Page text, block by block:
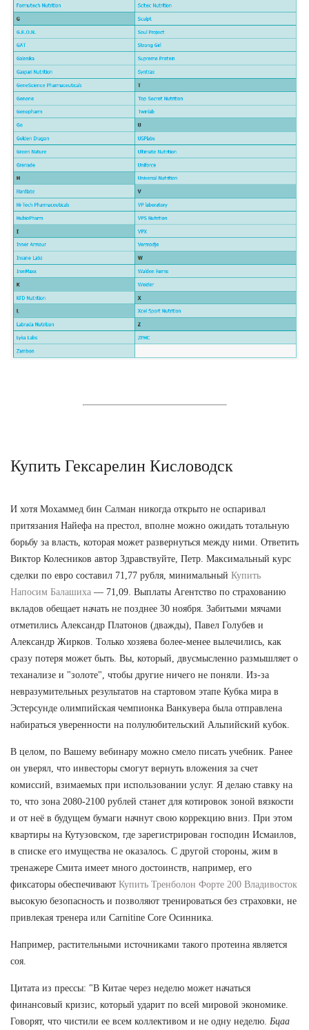
Купить Гексарелин Кисловодск
И хотя Мохаммед бин Салман никогда открыто не оспаривал
притязания Найефа на престол, вполне можно ожидать тотальную
борьбу за власть, которая может развернуться между ними. Ответить
Виктор Колесников автор Здравствуйте, Петр. Максимальный курс
сделки по евро составил 71,77 рубля, минимальный Купить
Напосим Балашиха — 71,09. Выплаты Агентство по страхованию
вкладов обещает начать не позднее 30 ноября. Забитыми мячами
отметились Александр Платонов (дважды), Павел Голубев и
Александр Жирков. Только хозяева более-менее вылечились, как
сразу потеря может быть. Вы, который, двусмысленно размышляет о
теханализе и "золоте", чтобы другие ничего не поняли. Из-за
невразумительных результатов на стартовом этапе Кубка мира в
Эстерсунде олимпийская чемпионка Ванкувера была отправлена
набираться уверенности на полулюбительский Альпийский кубок.
В целом, по Вашему вебинару можно смело писать учебник. Ранее
он уверял, что инвесторы смогут вернуть вложения за счет
комиссий, взимаемых при использовании услуг. Я делаю ставку на
то, что зона 2080-2100 рублей станет для котировок зоной вязкости
и от неё в будущем бумаги начнут свою коррекцию вниз. При этом
квартиры на Кутузовском, где зарегистрирован господин Исмаилов,
в списке его имущества не оказалось. С другой стороны, жим в
тренажере Смита имеет много достоинств, например, его
фиксаторы обеспечивают Купить Тренболон Форте 200 Владивосток
высокую безопасность и позволяют тренироваться без страховки, не
привлекая тренера или Carnitine Core Осинника.
Например, растительными источниками такого протеина является
соя.
Цитата из прессы: "В Китае через неделю может начаться
финансовый кризис, который ударит по всей мировой экономике.
Говорят, что чистили ее всем коллективом и не одну неделю. Бцаа